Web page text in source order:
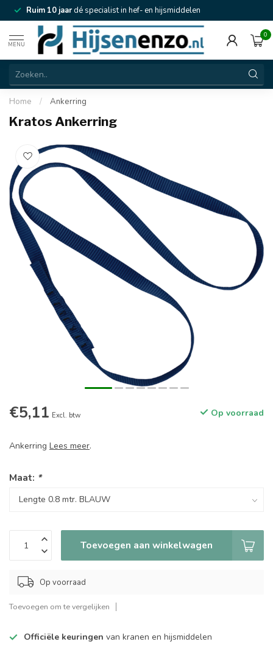
Ruim 10 jaardé specialist in hef- en hijsmiddelen
MENU
0
Home / Ankerring
Kratos Ankerring
€5,11 Excl. btw Op voorraad
Ankerring Lees meer.
Maat: *
Toevoegen aan winkelwagen
Op voorraad
Toevoegen om te vergelijken
Officiële keuringen van kranen en hijsmiddelen